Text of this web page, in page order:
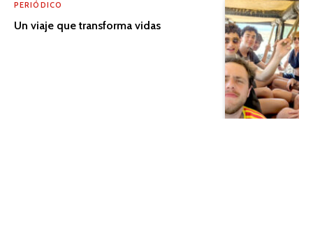
PERIÓDICO
Un viaje que transforma vidas